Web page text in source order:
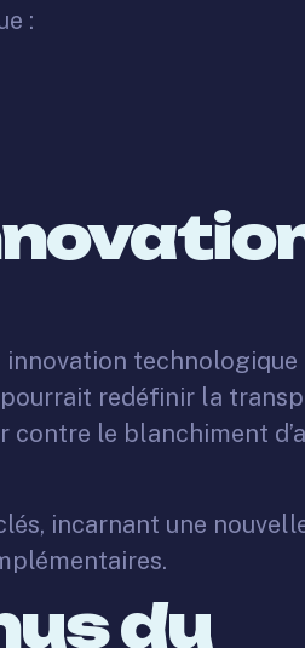
:
innovation
redéfinir la
contre le blanchiment
incarnant une
du